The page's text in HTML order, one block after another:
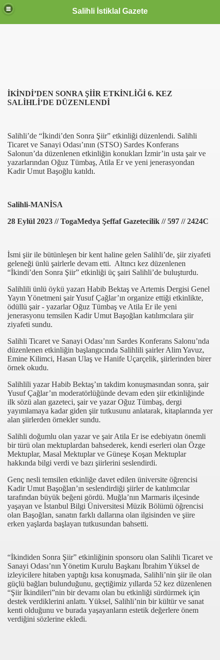
Salihli İstiklal Gazete
İKİNDİ’DEN SONRA ŞİİR ETKİNLİĞİ 6. KEZ
SALİHLİ’DE DÜZENLENDİ
Salihli’de “İkindi’den Sonra Şiir” etkinliği düzenlendi. Salihli
Ticaret ve Sanayi Odası’ının (STSO) Sardes Konferans
Salonun’da düzenlenen etkinliğin konukları İzmir’in usta şair ve
yazarlarından Oğuz Tümbaş, Atila Er ve yeni jenerasyondan
Kadir Umut Başoğlu katıldı.
Salihli-MANİSA
28 Eylül 2023 // TogaMedya Şeffaf Gazetecilik // 597 // 2424C
İsmi şiir ile bütünleşen bir kent haline gelen Salihli’de, şiir ziyafeti
geleneği ünlü şairlerle devam etti. Altıncı kez düzenlenen
“İkindi’den Sonra Şiir” etkinliği üç şairi Salihli’de buluşturdu.
Salihlili ünlü öykü yazarı Habib Bektaş ve Artemis Dergisi Genel
Yayın Yönetmeni şair Yusuf Çağlar’ın organize ettiği etkinlikte,
ödüllü şair - yazarlar Oğuz Tümbaş ve Atila Er ile yeni
jenerasyonu temsilen Kadir Umut Başoğlan katılımcılara şiir
ziyafeti sundu.
Salihli Ticaret ve Sanayi Odası’nın Sardes Konferans Salonu’nda
düzenlenen etkinliğin başlangıcında Salihlili şairler Alim Yavuz,
Emine Kilimci, Hasan Ulaş ve Hanife Uçarçelik, şiirlerinden birer
örnek okudu.
Salihlili yazar Habib Bektaş’ın takdim konuşmasından sonra, şair
Yusuf Çağlar’ın moderatörlüğünde devam eden şiir etkinliğinde
ilk sözü alan gazeteci, şair ve yazar Oğuz Tümbaş, dergi
yayımlamaya kadar giden şiir tutkusunu anlatarak, kitaplarında yer
alan şiirlerden örnekler sundu.
Salihli doğumlu olan yazar ve şair Atila Er ise edebiyatın önemli
bir türü olan mektuplardan bahsederek, kendi eserleri olan Özge
Mektuplar, Masal Mektuplar ve Güneşe Koşan Mektuplar
hakkında bilgi verdi ve bazı şiirlerini seslendirdi.
Genç nesli temsilen etkinliğe davet edilen üniversite öğrencisi
Kadir Umut Başoğlan’ın seslendirdiği şiirler de katılımcılar
tarafından büyük beğeni gördü. Muğla’nın Marmaris ilçesinde
yaşayan ve İstanbul Bilgi Üniversitesi Müzik Bölümü öğrencisi
olan Başoğlan, sanatın farklı dallarına olan ilgisinden ve şiire
erken yaşlarda başlayan tutkusundan bahsetti.
“İkindiden Sonra Şiir” etkinliğinin sponsoru olan Salihli Ticaret ve
Sanayi Odası’nın Yönetim Kurulu Başkanı İbrahim Yüksel de
izleyicilere hitaben yaptığı kısa konuşmada, Salihli’nin şiir ile olan
güçlü bağları bulunduğunu, geçtiğimiz yıllarda 52 kez düzenlenen
“Şiir İkindileri”nin bir devamı olan bu etkinliği sürdürmek için
destek verdiklerini anlattı. Yüksel, Salihli’nin bir kültür ve sanat
kenti olduğunu ve burada yaşayanların estetik değerlere önem
verdiğini sözlerine ekledi.
... 2304-2494
Güclendi
TİYATRO ÖDÜLLERİNİ DAĞITTI
LİSESİ'NE PROJE DESTEĞİ
AYAĞINA GELDİ
AÇILIŞ
KAHVALTIDA BULUŞTURGİSİ AÇILDI
TAMAMLANDI
SERGİ ÖDÜLÜ VERİLDİ